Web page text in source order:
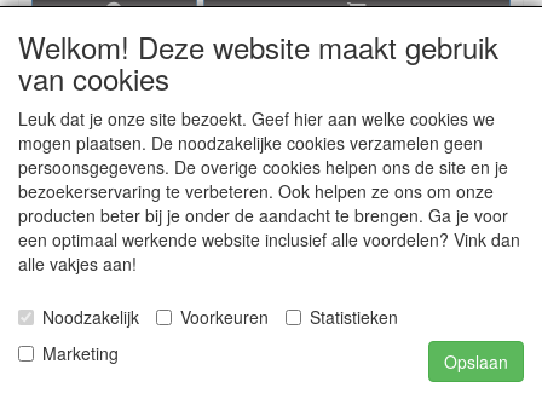
IMG STAGELINE ECM-10/WS Inbouw Microfoon
€ 64.00
Welkom! Deze website maakt gebruik
van cookies
Leuk dat je onze site bezoekt. Geef hier aan welke cookies we
mogen plaatsen. De noodzakelijke cookies verzamelen geen
persoonsgegevens. De overige cookies helpen ons de site en je
bezoekerservaring te verbeteren. Ook helpen ze ons om onze
producten beter bij je onder de aandacht te brengen. Ga je voor
een optimaal werkende website inclusief alle voordelen? Vink dan
alle vakjes aan!
Noodzakelijk Voorkeuren
Statistieken
Marketing
Opslaan